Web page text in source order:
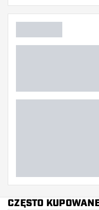
Główny kolor
CZĘSTO